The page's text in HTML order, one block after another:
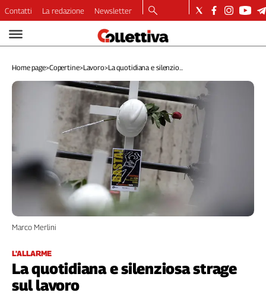
Video
Dirette
Longform
Ambiente
Diritti
Welfare
Internazionale
Culture
Categorie
Filcams
Filctem
Contatti La redazione Newsletter
Home page>Copertine>Lavoro>La quotidiana e silenzio...
L'ALLARME
La quotidiana e silenziosa strage
sul lavoro
Marco Merlini